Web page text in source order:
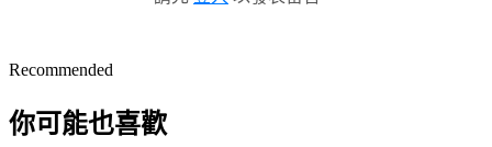
Recommended
你可能也喜歡